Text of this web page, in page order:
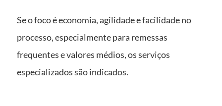
Se o foco é economia, agilidade e facilidade no
processo, especialmente para remessas
frequentes e valores médios, os serviços
especializados são indicados.